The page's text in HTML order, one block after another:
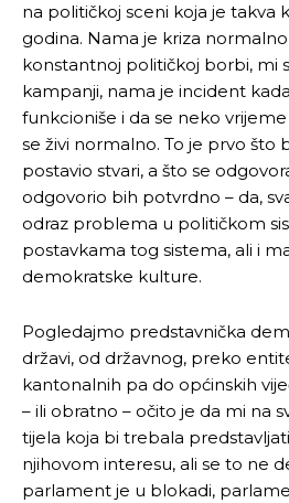
na političkoj sceni koja je takva
godina. Nama je kriza
konstantnoj političkoj borbi, mi
kampanji, nama je incident
funkcioniše i da se neko
se živi normalno. To je prvo što
postavio stvari, a što se
odgovorio bih potvrdno – da,
odraz problema u političkom
postavkama tog sistema, ali i
demokratske kulture.
Pogledajmo predstavnička
državi, od državnog, preko
kantonalnih pa do općinskih
– ili obratno – očito je da mi na
tijela koja bi trebala
njihovom interesu, ali se to ne
parlament je u blokadi,